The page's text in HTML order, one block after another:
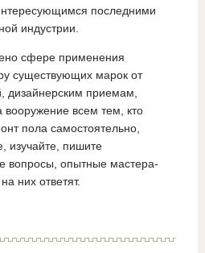
последними
индустрии.
сфере применения
существующих марок от
дизайнерским приемам,
вооружение всем тем, кто
пола самостоятельно,
изучайте, пишите
вопросы, опытные мастера-
них ответят.